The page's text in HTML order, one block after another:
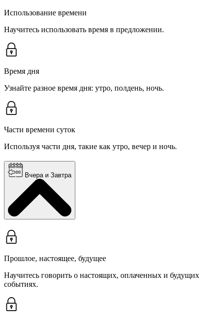
Использование времени
Научитесь использовать время в предложении.
Время дня
Узнайте разное время дня: утро, полдень, ночь.
Части времени суток
Используя части дня, такие как утро, вечер и ночь.
Вчера и Завтра
Прошлое, настоящее, будущее
Научитесь говорить о настоящих, оплаченных и будущих
событиях.